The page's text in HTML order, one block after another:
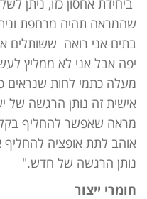
שהמראה תהיה מרחפת
בתים אני רואה ששותלים
יפה אבל אני לא ממליץ
מעלה כתמי לחות שנראים
אישית זה נותן הרגשה של
מראה שאפשר להחליף
אוהב לתת אופציה
נותן הרגשה של חדש."
חומרי ייצור